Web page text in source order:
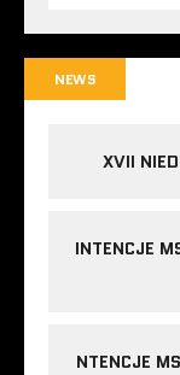
NEWS
XVII
INTENCJE
NTENCJE